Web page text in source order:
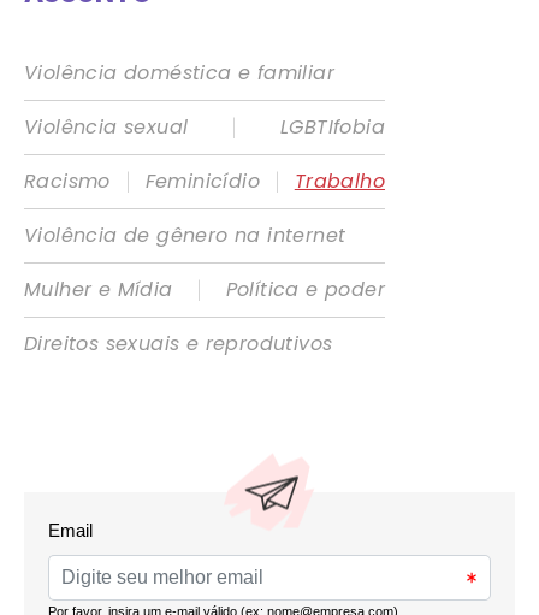
Violência doméstica e familiar
Violência sexual
|
LGBTIfobia
Racismo
| Feminicídio |
Trabalho
Violência de gênero na internet
Mulher e Mídia
|
Política e poder
Direitos sexuais e reprodutivos